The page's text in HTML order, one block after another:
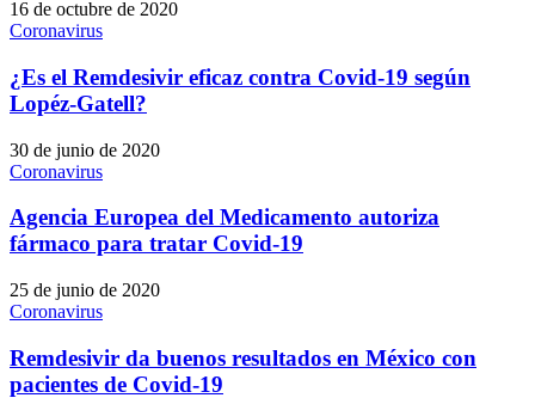
16 de octubre de 2020
Coronavirus
¿Es el Remdesivir eficaz contra Covid-19 según
Lopéz-Gatell?
30 de junio de 2020
Coronavirus
Agencia Europea del Medicamento autoriza
fármaco para tratar Covid-19
25 de junio de 2020
Coronavirus
Remdesivir da buenos resultados en México con
pacientes de Covid-19